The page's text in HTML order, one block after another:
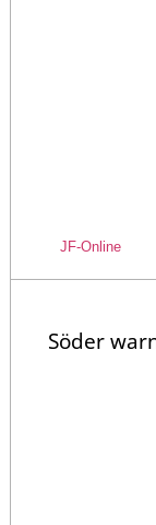
JF-Online
Söder